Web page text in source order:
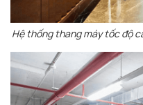
Hệ thống thang máy tốc độ